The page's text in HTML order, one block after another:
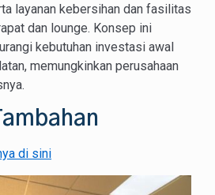
layanan kebersihan dan fasilitas
dan lounge. Konsep ini
kebutuhan investasi awal
memungkinkan perusahaan
di sini